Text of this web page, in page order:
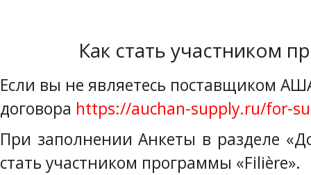
Как стать участником
Если вы не являетесь поставщиком
договора https://auchan-supply.ru/for-
При заполнении Анкеты в разделе
стать участником программы «Filière».